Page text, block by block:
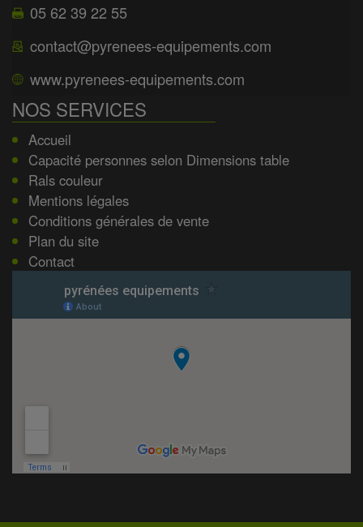
05 62 39 22 55
contact@pyrenees-equipements.com
www.pyrenees-equipements.com
NOS SERVICES
Accueil
Capacité personnes selon Dimensions table
Rals couleur
Mentions légales
Conditions générales de vente
Plan du site
Contact